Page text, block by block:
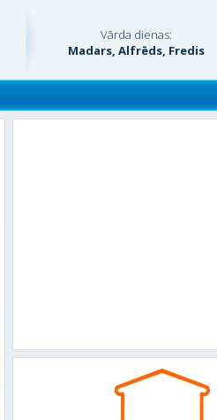
Vārda dienas:
Madars, Alfrēds, Fredis